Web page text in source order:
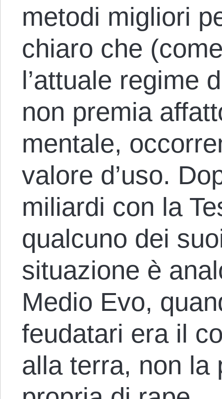
metodi migliori
chiaro che
l’attuale regime
non premia
mentale,
valore d’uso.
miliardi con la
qualcuno dei
situazione è
Medio Evo,
feudatari era il
alla terra, non la